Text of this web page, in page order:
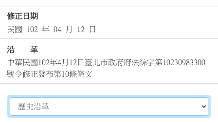
修正日期
民國 102 年 04 月 12 日
沿 革
中華民國102年4月12日臺北市政府府法綜字第10230983300
號令修正發布第10條條文
切換選擇法規資訊內容